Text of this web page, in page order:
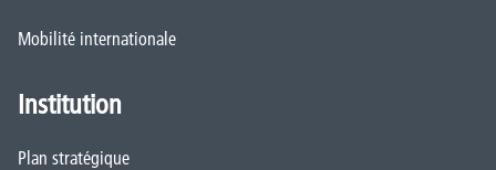
Mobilité internationale
Institution
Plan stratégique